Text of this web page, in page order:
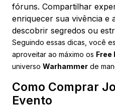
fóruns. Compartilhar
enriquecer sua vivência e
descobrir segredos ou
Seguindo essas dicas, você
aproveitar ao máximo os Free
universo Warhammer de
Como Comprar
Evento